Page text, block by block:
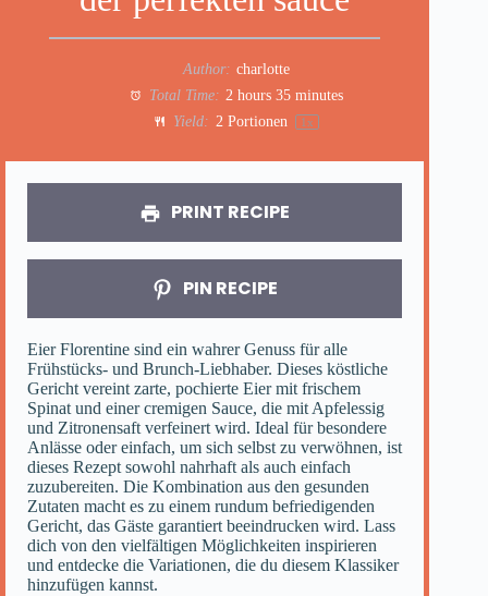
Author: charlotte
Total Time: 2 hours 35 minutes
Yield: 2Portionen 1 x
PRINT RECIPE
PIN RECIPE
Eier Florentine sind ein wahrer Genuss für alle
Frühstücks- und Brunch-Liebhaber. Dieses köstliche
Gericht vereint zarte, pochierte Eier mit frischem
Spinat und einer cremigen Sauce, die mit Apfelessig
und Zitronensaft verfeinert wird. Ideal für besondere
Anlässe oder einfach, um sich selbst zu verwöhnen, ist
dieses Rezept sowohl nahrhaft als auch einfach
zuzubereiten. Die Kombination aus den gesunden
Zutaten macht es zu einem rundum befriedigenden
Gericht, das Gäste garantiert beeindrucken wird. Lass
dich von den vielfältigen Möglichkeiten inspirieren
und entdecke die Variationen, die du diesem Klassiker
hinzufügen kannst.